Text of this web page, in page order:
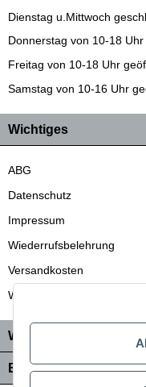
Dienstag u.Mittwoch
Donnerstag von 10-18
Freitag von 10-18 Uhr
Samstag von 10-16 Uhr
Wichtiges
ABG
Datenschutz
Impressum
Wiederrufsbelehrung
Versandkosten
Wir liefern auch in die
Wo Sie uns finden
Bezahlung & Versand